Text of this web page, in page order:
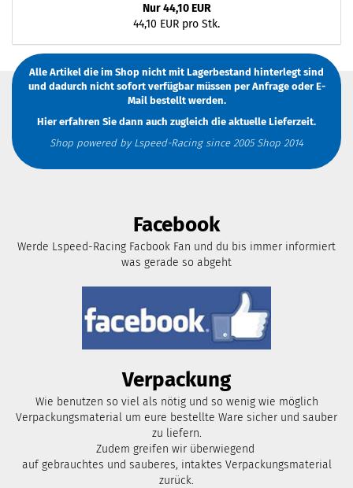
Nur 44,10 EUR
44,10 EUR pro Stk.
Alle Artikel die im Shop nicht mit Lagerbestand hinterlegt sind
und dadurch nicht sofort verfügbar müssen per AnfrageoderE-
Mailbestellt werden.
Hier erfahren Sie dann auch zugleich die aktuelle Lieferzeit.
Shop powered by Lspeed-Racing since 2005 Shop 2014
Facebook
Werde Lspeed-Racing Facbook Fan und du bis immer informiert
was gerade so abgeht
Verpackung
Wie benutzen so viel als nötig und so wenig wie möglich
Verpackungsmaterial um eure bestellte Ware sicher und sauber
zu liefern.
Zudem greifen wir überwiegend
auf gebrauchtes und sauberes, intaktes Verpackungsmaterial
zurück.